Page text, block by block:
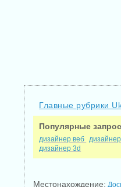
Главные рубрики
Популярные
дизайнер веб
дизайнер 3d
Местонахождение: